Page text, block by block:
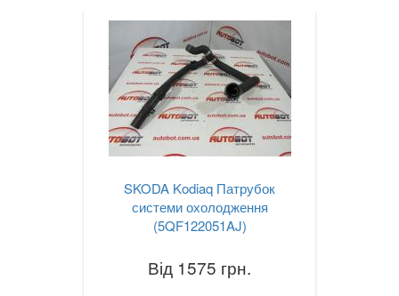
SKODA Kodiaq Патрубок
системи охолодження
(5QF122051AJ)
Від 1575 грн.